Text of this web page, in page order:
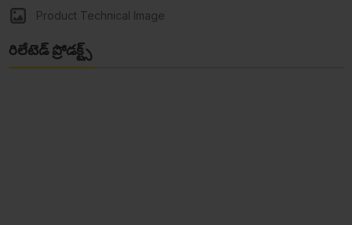
Product Technical Image
రిలేటెడ్ ప్రోడక్ట్స్